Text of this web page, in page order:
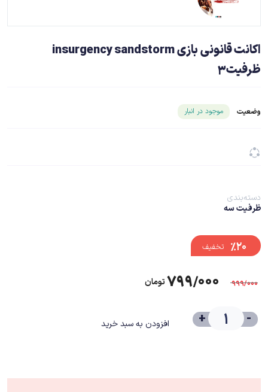
اکانت قانونی بازی insurgency sandstorm
ظرفیت3
وضعیت موجود در انبارشناسه محصول ۲۶۸۱۷
دسته‌بندی
ظرفیت سه
%۲۰ تخفیف
۹۹۹/۰۰۰ ۷۹۹/۰۰۰تومان
-
+ افزودن به سبد خرید